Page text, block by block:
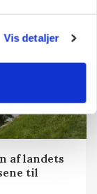
Vis detaljer
af landets
til